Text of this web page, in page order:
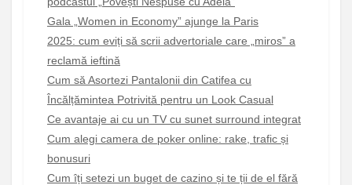
Gala „Women in Economy” ajunge la Paris
2025: cum eviți să scrii advertoriale care „miros” a
reclamă ieftină
Cum să Asortezi Pantalonii din Catifea cu
Încălțămintea Potrivită pentru un Look Casual
Ce avantaje ai cu un TV cu sunet surround integrat
Cum alegi camera de poker online: rake, trafic și
bonusuri
Cum îți setezi un buget de cazino și te ții de el fără